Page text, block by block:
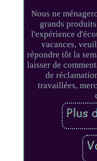
Nous ne
grands
l'expérience
vacances,
répondre tôt la
laisser de
de
travaillées,